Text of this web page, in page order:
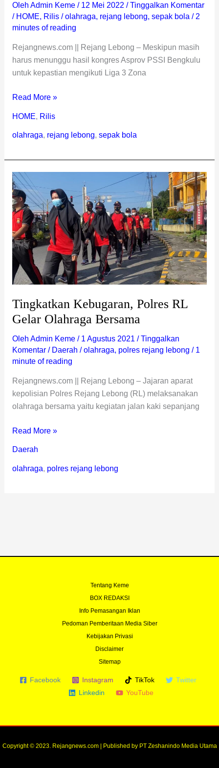
Oleh Admin Keme / 12 Mei 2022 /Tinggalkan Komentar
/ HOME, Rilis/olahraga, rejang lebong, sepak bola / 2
minutes of reading
Rejangnews.com || Rejang Lebong – Meskipun masih
harus menunggu hasil kongres Asprov PSSI Bengkulu
untuk kepastian mengikuti Liga 3 Zona
Read More »
HOME, Rilis
olahraga, rejang lebong, sepak bola
Tingkatkan Kebugaran, Polres RL
Gelar Olahraga Bersama
Oleh Admin Keme / 1 Agustus 2021 /Tinggalkan
Komentar / Daerah /olahraga, polres rejang lebong / 1
minute of reading
Rejangnews.com || Rejang Lebong – Jajaran aparat
kepolisian Polres Rejang Lebong (RL) melaksanakan
olahraga bersama yaitu kegiatan jalan kaki sepanjang
Tingkatkan
Kebugaran,
Polres
RL
Gelar
Olahraga
Bersama
Read More »
Daerah
olahraga, polres rejang lebong
Tentang Keme
BOX REDAKSI
Info Pemasangan Iklan
Pedoman Pemberitaan Media Siber
Kebijakan Privasi
Disclaimer
Sitemap
Facebook Instagram TikTok
Twitter
Linkedin
YouTube
Copyright © 2023. Rejangnews.com | Published by PT Zeshanindo Media Utama